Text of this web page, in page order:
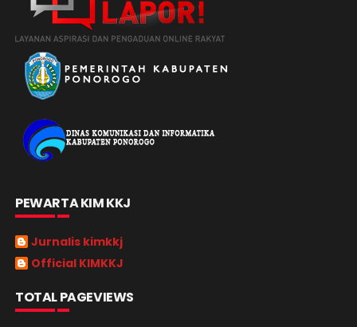
PEWARTA KIM KKJ
Jurnalis kimkkj
Official KIMKKJ
TOTAL PAGEVIEWS